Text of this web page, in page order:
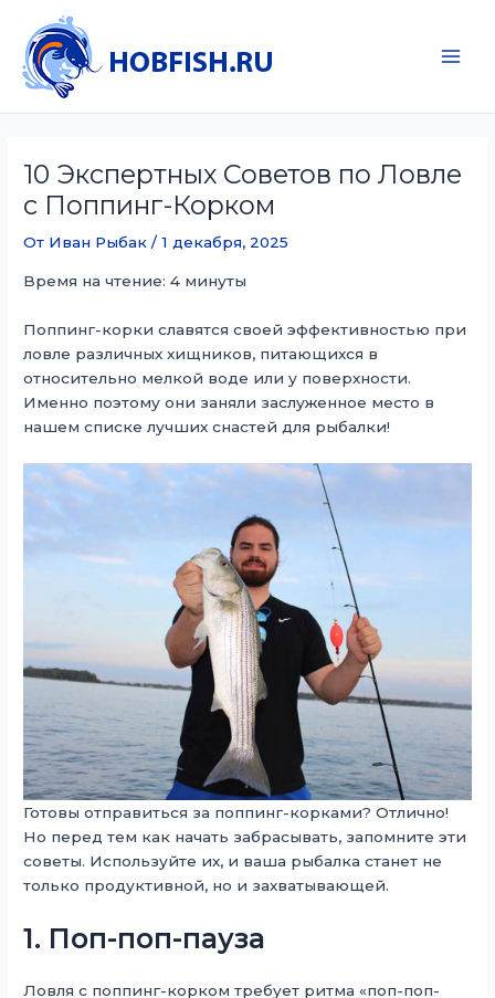
содержимому
10 Экспертных Советов по Ловле
с Поппинг-Корком
От Иван Рыбак/1 декабря, 2025
Время на чтение: 4 минуты
Поппинг-корки славятся своей эффективностью при
ловле различных хищников, питающихся в
относительно мелкой воде или у поверхности.
Именно поэтому они заняли заслуженное место в
нашем списке лучших снастей для рыбалки!
Готовы отправиться за поппинг-корками? Отлично!
Но перед тем как начать забрасывать, запомните эти
советы. Используйте их, и ваша рыбалка станет не
только продуктивной, но и захватывающей.
1. Поп-поп-пауза
Ловля с поппинг-корком требует ритма «поп-поп-